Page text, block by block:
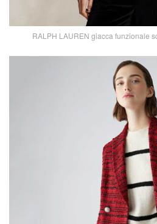
RALPH LAUREN giacca funzionale